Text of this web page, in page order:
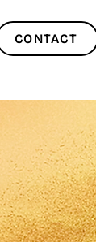
CONTACT